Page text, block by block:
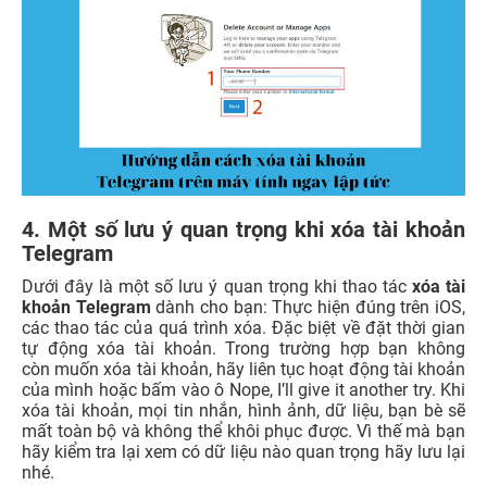
4. Một số lưu ý quan trọng khi xóa tài khoản
Telegram
Dưới đây là một số lưu ý quan trọng khi thao tác xóa tài
khoản Telegram dành cho bạn:Thực hiện đúng trên iOS,
các thao tác của quá trình xóa. Đặc biệt về đặt thời gian
tự động xóa tài khoản.Trong trường hợp bạn không
còn muốn xóa tài khoản, hãy liên tục hoạt động tài khoản
của mình hoặc bấm vào ô Nope, I’ll give it another try. Khi
xóa tài khoản, mọi tin nhắn, hình ảnh, dữ liệu, bạn bè sẽ
mất toàn bộ và không thể khôi phục được. Vì thế mà bạn
hãy kiểm tra lại xem có dữ liệu nào quan trọng hãy lưu lại
nhé.